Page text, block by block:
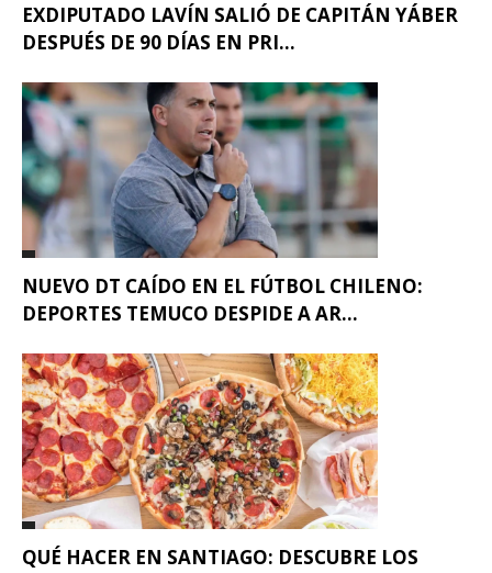
EXDIPUTADO LAVÍN SALIÓ DE CAPITÁN YÁBER
DESPUÉS DE 90 DÍAS EN PRI...
NUEVO DT CAÍDO EN EL FÚTBOL CHILENO:
DEPORTES TEMUCO DESPIDE A AR...
QUÉ HACER EN SANTIAGO: DESCUBRE LOS